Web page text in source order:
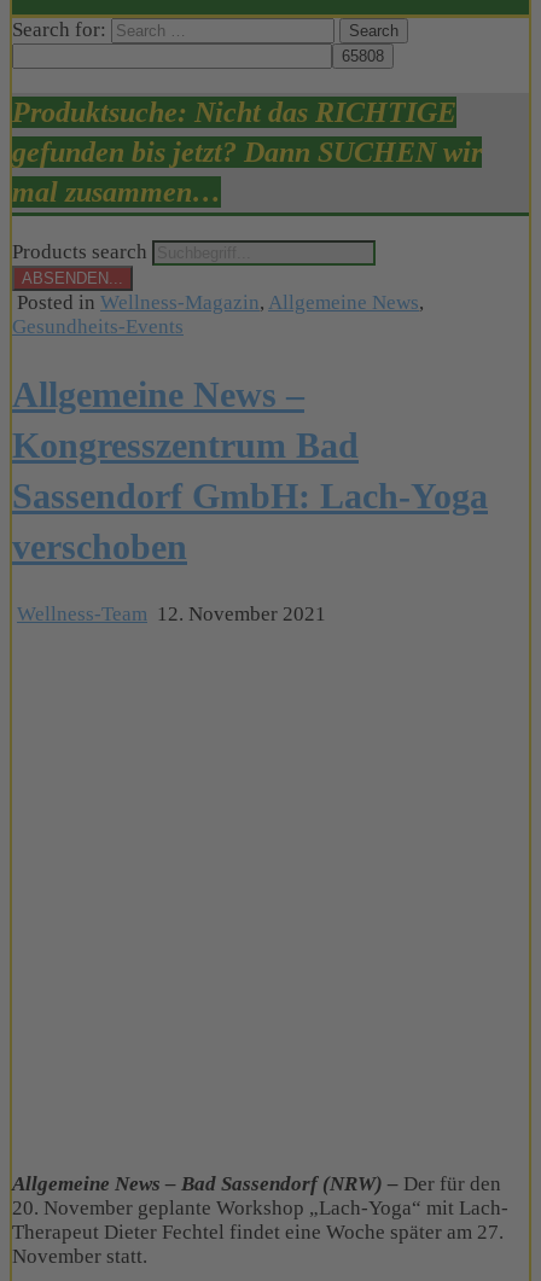
Search for:
Produktsuche: Nicht das RICHTIGE
gefunden bis jetzt? Dann SUCHEN wir
mal zusammen…
Products search
ABSENDEN...
Posted in Wellness-Magazin, Allgemeine News,
Gesundheits-Events
Allgemeine News –
Kongresszentrum Bad
Sassendorf GmbH: Lach-Yoga
verschoben
Wellness-Team 12. November 2021
Allgemeine News – Bad Sassendorf (NRW) – Der für den
20. November geplante Workshop „Lach-Yoga“ mit Lach-
Therapeut Dieter Fechtel findet eine Woche später am 27.
November statt.